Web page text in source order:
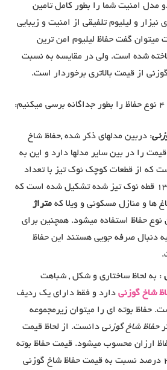
مدل امنیت شما را بطور کامل تامین
و لیلیوم تلفیقی از امنیت و زیبایی
گفت حفاظ لیلیوم امن ترین
شده است. ولی در مقایسه به نسبت
از قیمت بالاتری برخوردار است.
: دربین مدلهای ذکر شده ,حفاظ شاخ
را در بین سایر مدلها دارد و این به
که از قطعات کوچک نوک تیز با تعداد
بالا یعنی 100 تا 130 قطه نوک تیز شده تشکیل شده است که
ها و منازل مسکونی و ویلا که متراژ
نوع حفاظ استفاده میشود. همچنین برای
دنبال صرفه جویی هستند این حفاظ
: به لحاظ ساختاری و شکل , شباهت
شاخ گوزنی دارد و فقط دارای یک ردیف
حفاظ بوته ای را میتوان زیرمجموعه
حفاظ شاخ گوزنی دانست. از لحاظ قیمت
ارزان محسوب میشود. قیمت حفاظ بوته
ای حدودا 10 تا 20 درصد نسبت به قیمت حفاظ شاخ گوزنی